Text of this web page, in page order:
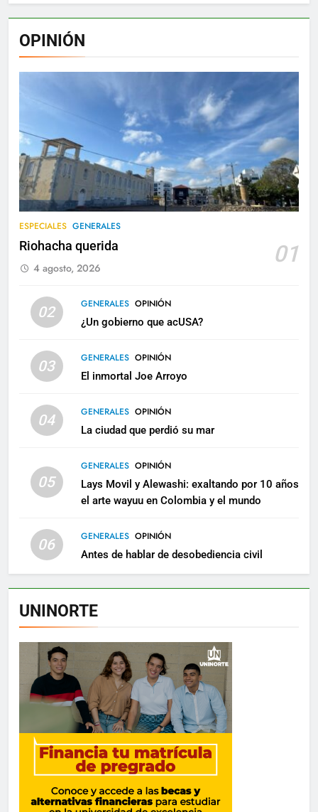
OPINIÓN
ESPECIALES GENERALES
Riohacha querida 01
4 agosto, 2026
02 GENERALES OPINIÓN
¿Un gobierno que acUSA?
03 GENERALES OPINIÓN
El inmortal Joe Arroyo
04 GENERALES OPINIÓN
La ciudad que perdió su mar
05
GENERALES OPINIÓN
Lays Movil y Alewashi: exaltando por 10 años
el arte wayuu en Colombia y el mundo
06 GENERALES OPINIÓN
Antes de hablar de desobediencia civil
UNINORTE